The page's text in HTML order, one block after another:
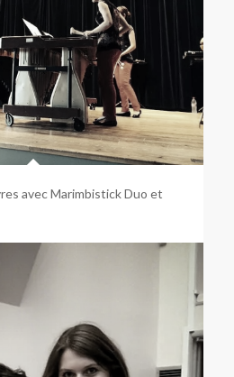
avec Marimbistick Duo et